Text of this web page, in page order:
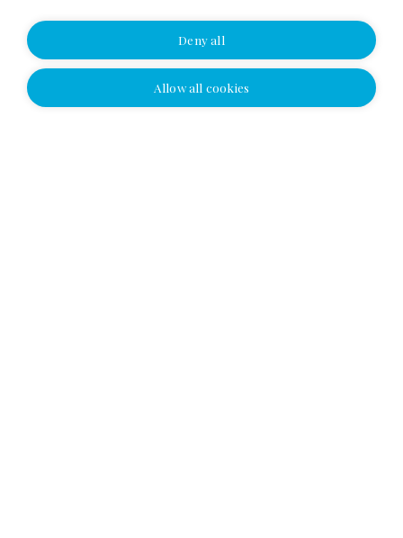
Instructions for business sales and acquisitions
I wish to be contacted
Deny all
Allow all cookies